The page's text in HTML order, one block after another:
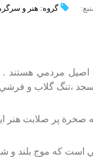
گروه: هنر و
اصيل‌ مردمي‌ هستند
،تنگ‌ گلاب‌ و فرشي‌
صخرة‌ پر صلابت‌ هنر
است‌ كه‌ موج‌ بلند و